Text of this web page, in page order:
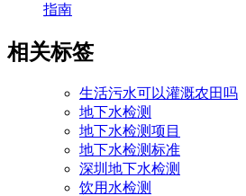
指南
相关标签
生活污水可以灌溉农田吗
地下水检测
地下水检测项目
地下水检测标准
深圳地下水检测
饮用水检测